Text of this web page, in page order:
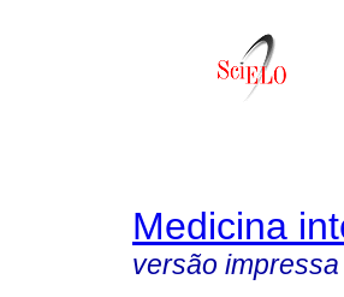
Medicina
versão impressa